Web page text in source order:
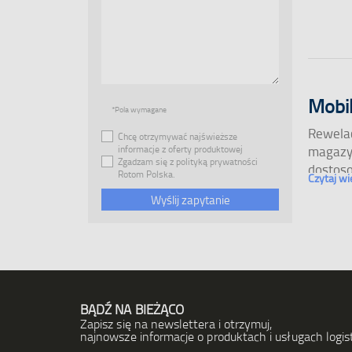
regał
Czytaj
*Pola wymagane
Chcę otrzymywać najświeższe
informacje z oferty produktowej
Zgadzam się z polityką prywatności
Rotom Polska.
BĄDŹ NA BIEŻĄCO
Zapisz się na newslettera i otrzymuj,
najnowsze informacje o produktach i usługach